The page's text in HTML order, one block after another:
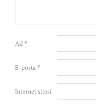
Ad*
E-posta*
İnternet sitesi